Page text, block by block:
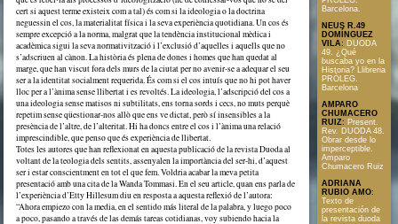
cert si aquest terme existeix com a tal) és com si la ideologia o la doctrina
neguessin el cos, la materialitat física i la seva experiència quotidiana. Un cos és
sempre excepció a la norma, malgrat que la tendència institucional mèdica i
acadèmica sigui la seva normativització i l’exclusió d’aquelles i aquells que no
s’adscriuen al cànon. La història és plena de dones i homes que han quedat al
marge, que han viscut fora dels murs de la ciutat per no avenir-se a adequar el seu
ser a la identitat socialment requerida. És com si el cos intuís que no hi pot haver
lloc per a l’ànima sense llibertat i es revoltés. La ideologia, l’adscripció del cos a
una ideologia sense matisos ni subtilitats, ens torna sords i cecs, no muts perquè
repetim sense qüestionar-nos allò que ens ve dictat, però sí insensibles a la
presència de l’altre, de l’alteritat. Hi ha doncs entre el cos i l’ànima una relació
imprescindible, que penso que és experiència de llibertat.
Totes les autores que han reflexionat en aquesta publicació de la revista Duoda al
voltant de la teologia dels sentits, assenyalen la importància del ser-hi, d’aquest
ser i estar conscientment en tot el que fem. Voldria acabar la meva petita
presentació amb una cita de la Wanda Tommasi. En el seu article, quan ens parla de
l’experiència d’Etty Hillesum diu en resposta a aquesta reflexió de l’autora:
“Ahora empiezo con la media, en el sentido más literal de la palabra, y luego poco
a poco, pasando a través de las demás tareas cotidianas, voy subiendo hacia la
Barcelona.
NEUS R.49
DOMÍNGUEZ
VILA: DUODA
49. ¿Qué
buscaba yo en la
Historia? Llibreria
PRÒLEG.
Barcelona
AMPARO
CHUMACERO
RUIZ: Present.
Rev. DUODA 48.
Obrar desde lo
imperceptible.
Amparo
Chumacero Ruiz
ADRIANA
RUBIO AMO:
Texto de
presentación de
la revista duoda